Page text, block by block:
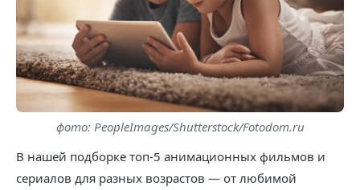
фото: PeopleImages/Shutterstock/Fotodom.ru
В нашей подборке топ-5 анимационных фильмов и
сериалов для разных возрастов — от любимой